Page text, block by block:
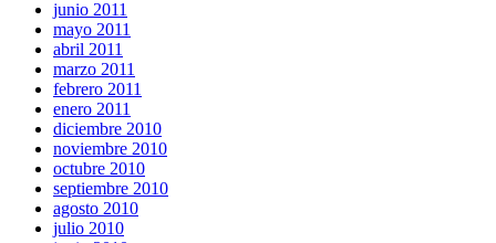
junio 2011
mayo 2011
abril 2011
marzo 2011
febrero 2011
enero 2011
diciembre 2010
noviembre 2010
octubre 2010
septiembre 2010
agosto 2010
julio 2010